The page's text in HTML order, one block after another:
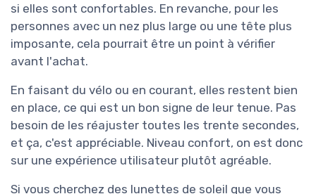
si elles sont confortables. En revanche, pour les
personnes avec un nez plus large ou une tête plus
imposante, cela pourrait être un point à vérifier
avant l'achat.
En faisant du vélo ou en courant, elles restent bien
en place, ce qui est un bon signe de leur tenue. Pas
besoin de les réajuster toutes les trente secondes,
et ça, c'est appréciable. Niveau confort, on est donc
sur une expérience utilisateur plutôt agréable.
Si vous cherchez des lunettes de soleil que vous